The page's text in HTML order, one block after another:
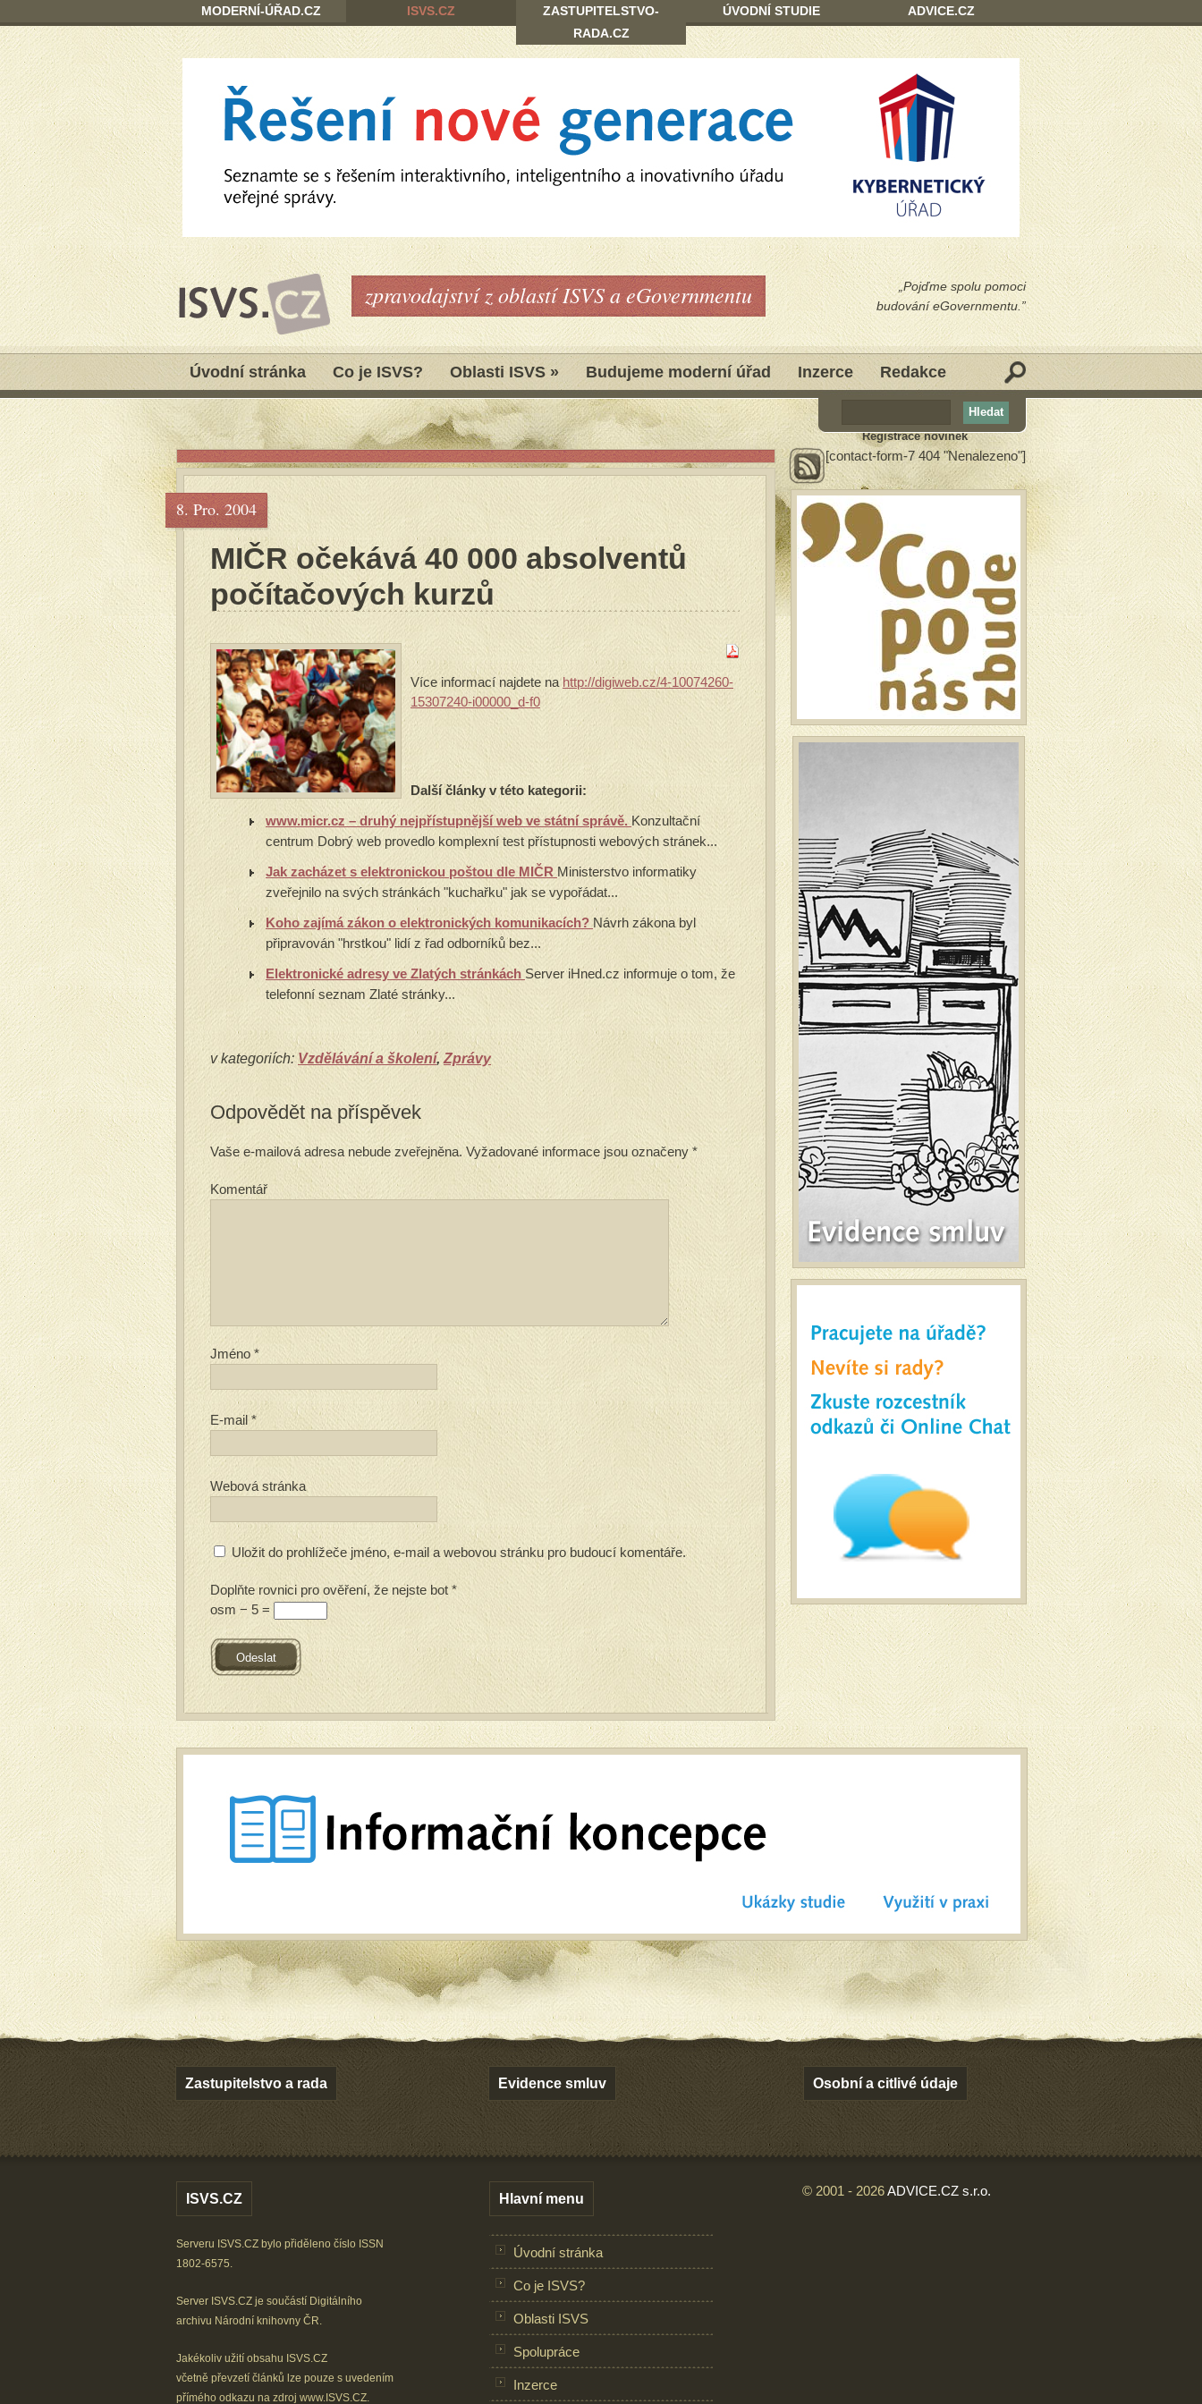
„Pojďme spolu pomoci
budování eGovernmentu.”
zpravodajství z oblastí ISVS a eGovernmentu
Úvodní stránka Co je ISVS? Oblasti ISVS » Budujeme moderní úřad Inzerce Redakce
8. Pro. 2004
MIČR očekává 40 000 absolventů
počítačových kurzů
Více informací najdete nahttp://digiweb.cz/4-10074260-
15307240-i00000_d-f0
Další články v této kategorii:
www.micr.cz – druhý nejpřístupnější web ve státní správě. Konzultační
centrum Dobrý web provedlo komplexní test přístupnosti webových stránek...
Jak zacházet s elektronickou poštou dle MIČR Ministerstvo informatiky
zveřejnilo na svých stránkách "kuchařku" jak se vypořádat...
Koho zajímá zákon o elektronických komunikacích? Návrh zákona byl
připravován "hrstkou" lidí z řad odborníků bez...
Elektronické adresy ve Zlatých stránkách Server iHned.cz informuje o tom, že
telefonní seznam Zlaté stránky...
v kategoriích: Vzdělávání a školení, Zprávy
Odpovědět na příspěvek
Vaše e-mailová adresa nebude zveřejněna. Vyžadované informace jsou označeny *
Komentář
Jméno *
E-mail *
Webová stránka
Uložit do prohlížeče jméno, e-mail a webovou stránku pro budoucí komentáře.
Doplňte rovnici pro ověření, že nejste bot *
osm − 5 =
Registrace novinek
[contact-form-7 404 "Nenalezeno"]
Zastupitelstvo a rada Evidence smluv Osobní a citlivé údaje
ISVS.CZ
Serveru ISVS.CZ bylo přiděleno číslo ISSN
1802-6575.
Server ISVS.CZ je součástí Digitálního
archivu Národní knihovny ČR.
Jakékoliv užití obsahu ISVS.CZ
včetně převzetí článků lze pouze s uvedením
přímého odkazu na zdroj www.ISVS.CZ.
Hlavní menu
Úvodní stránka
Co je ISVS?
Oblasti ISVS
Spolupráce
Inzerce
© 2001 - 2026ADVICE.CZ s.r.o.
MODERNÍ-ÚŘAD.CZ ISVS.CZ
ZASTUPITELSTVO-
RADA.CZ
ÚVODNÍ STUDIE ADVICE.CZ